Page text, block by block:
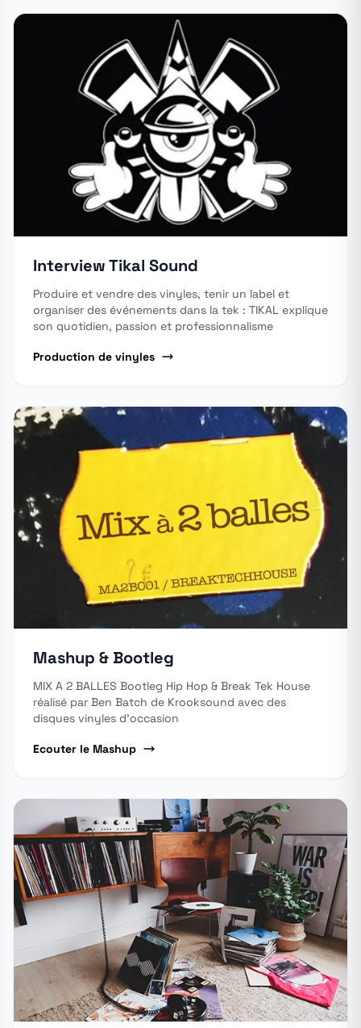
Interview Tikal Sound
Produire et vendre des vinyles, tenir un label et
organiser des événements dans la tek : TIKAL explique
son quotidien, passion et professionnalisme
Production de vinyles
Mashup & Bootleg
MIX A 2 BALLES Bootleg Hip Hop & Break Tek House
réalisé par Ben Batch de Krooksound avec des
disques vinyles d'occasion
Ecouter le Mashup